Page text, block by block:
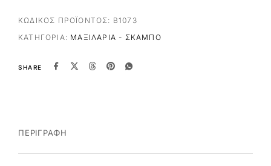
ΚΩΔΙΚΌΣ ΠΡΟΪΌΝΤΟΣ: B1073
ΚΑΤΗΓΟΡΊΑ: ΜΑΞΙΛΆΡΙΑ - ΣΚΑΜΠΌ
SHARE
ΠΕΡΙΓΡΑΦΉ